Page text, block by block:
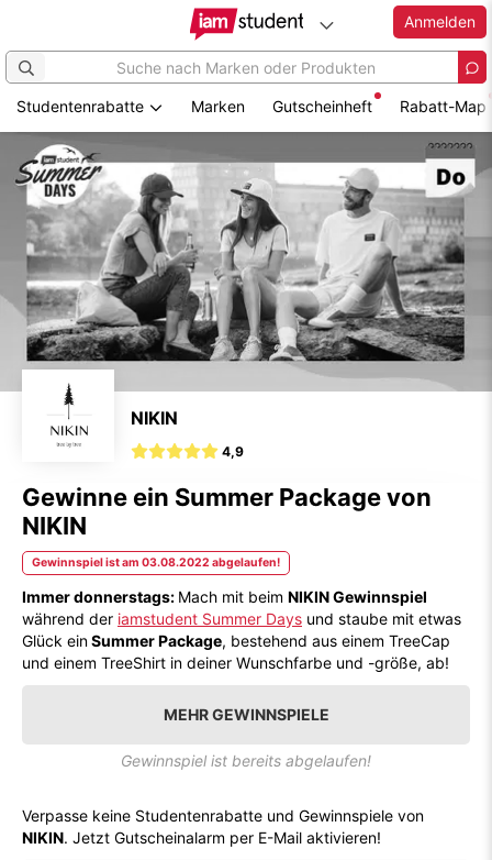
Hauptinhalt
springen
Anmelden
Studentenrabatte Marken Gutscheinheft Rabatt-Map
NIKIN
4,9
Gewinne ein Summer Package von
NIKIN
Gewinnspiel ist am 03.08.2022 abgelaufen!
Immer donnerstags: Mach mit beim NIKIN Gewinnspiel
während der iamstudent Summer Days und staube mit etwas
Glück einSummer Package, bestehend aus einem TreeCap
und einem TreeShirt in deiner Wunschfarbe und -größe, ab!
MEHR GEWINNSPIELE
Gewinnspiel ist bereits abgelaufen!
Verpasse keine Studentenrabatte und Gewinnspiele von
NIKIN. Jetzt Gutscheinalarm per E-Mail aktivieren!